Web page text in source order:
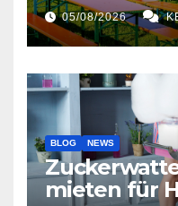
05/08/2026
BLOG NEWS
mieten für